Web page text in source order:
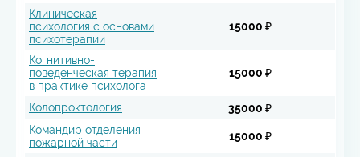
Клиническая
психология с основами
психотерапии
15000 ₽
Когнитивно-
поведенческая терапия
в практике психолога
15000 ₽
Колопроктология
35000 ₽
Командир отделения
пожарной части
15000 ₽